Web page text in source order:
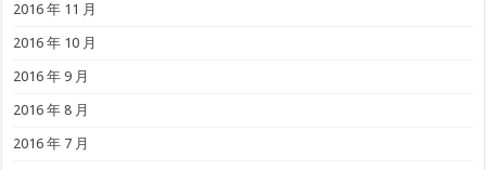
2016 年 11 月
2016 年 10 月
2016 年 9 月
2016 年 8 月
2016 年 7 月